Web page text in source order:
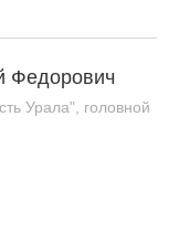
Федорович
Урала", головной